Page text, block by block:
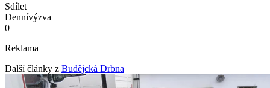
Sdílet
Dennívýzva
0
Reklama
Další články z Budějcká Drbna